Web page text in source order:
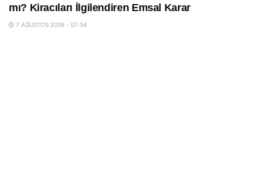
mı? Kiracıları İlgilendiren Emsal Karar
7 AĞUSTOS 2026 - 07:34